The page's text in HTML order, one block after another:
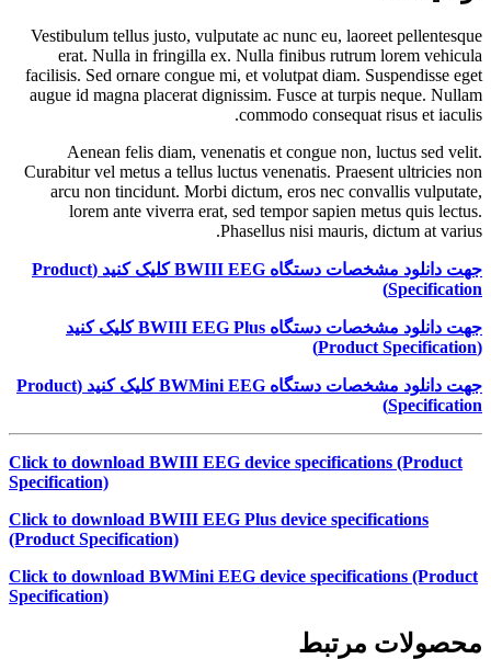
Vestibulum tellus justo, vulputate ac nunc eu, laoreet pellentesque
erat. Nulla in fringilla ex. Nulla finibus rutrum lorem vehicula
facilisis. Sed ornare congue mi, et volutpat diam. Suspendisse eget
augue id magna placerat dignissim. Fusce at turpis neque. Nullam
commodo consequat risus et iaculis.
Aenean felis diam, venenatis et congue non, luctus sed velit.
Curabitur vel metus a tellus luctus venenatis. Praesent ultricies non
arcu non tincidunt. Morbi dictum, eros nec convallis vulputate,
lorem ante viverra erat, sed tempor sapien metus quis lectus.
Phasellus nisi mauris, dictum at varius.
جهت دانلود مشخصات دستگاه BWIII EEGکلیک کنید (Product
Specification
)
جهت دانلود مشخصات دستگاه BWIII EEG Plusکلیک کنید
(
Product Specification
)
جهت دانلود مشخصات دستگاه BWMini EEGکلیک کنید (Product
Specification
)
Click to download BWIII EEG device specifications (Product
Specification)
Click to download BWIII EEG Plus device specifications
(Product Specification)
Click to download BWMini EEG device specifications (Product
Specification)
محصولات مرتبط